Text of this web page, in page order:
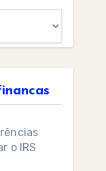
o IRS